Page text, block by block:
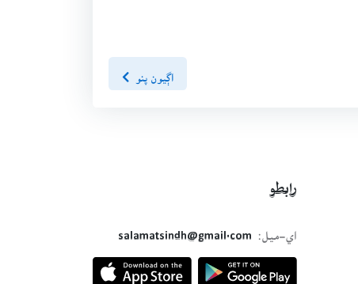
اڳيون پنو
رابطو
اي-ميل:
salamatsindh@gmail.com